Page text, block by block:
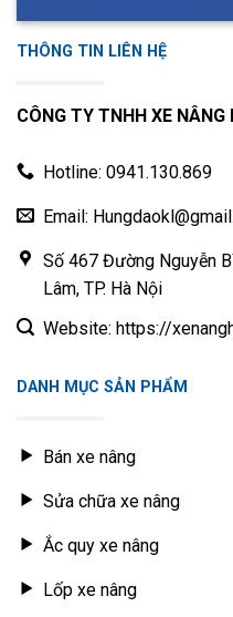
THÔNG TIN LIÊN HỆ
CÔNG TY TNHH XE NÂNG
Hotline: 0941.130.869
Email:
Số 467 Đường Nguyễn
Lâm, TP. Hà Nội
Website: https://
DANH MỤC SẢN PHẨM
Bán xe nâng
Sửa chữa xe nâng
Ắc quy xe nâng
Lốp xe nâng